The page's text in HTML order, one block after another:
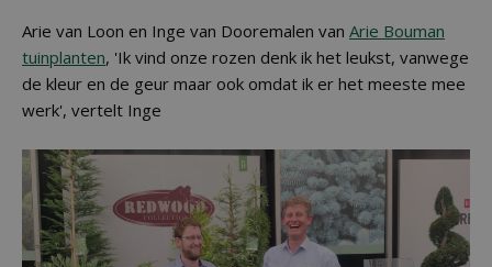
Arie van Loon en Inge van Dooremalen van Arie Bouman
tuinplanten, 'Ik vind onze rozen denk ik het leukst, vanwege
de kleur en de geur maar ook omdat ik er het meeste mee
werk', vertelt Inge